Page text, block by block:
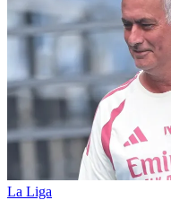
La Liga